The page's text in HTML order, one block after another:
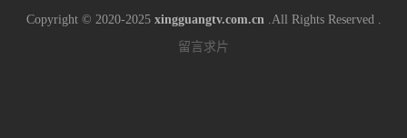
Copyright © 2020-2025 xingguangtv.com.cn.All Rights Reserved .
留言求片